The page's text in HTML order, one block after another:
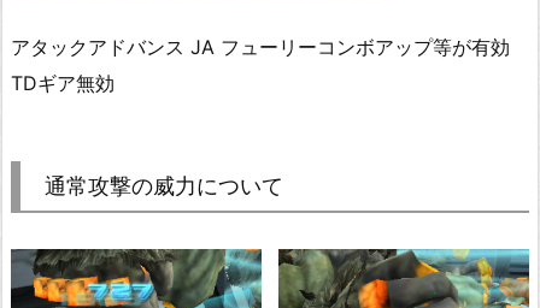
アタックアドバンス JA フューリーコンボアップ等が有効
TDギア無効
通常攻撃の威力について